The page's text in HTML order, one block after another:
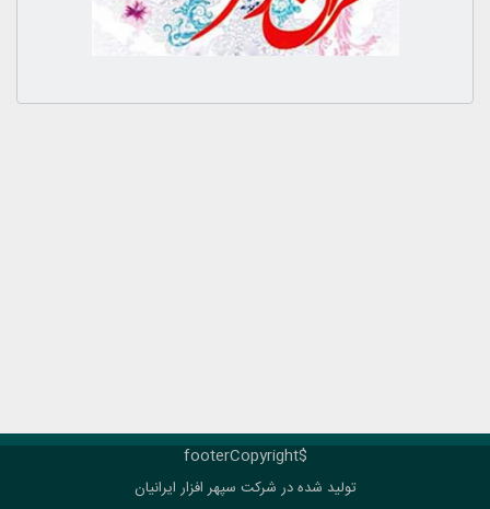
$footerCopyright
تولید شده در شرکت سپهر افزار ایرانیان